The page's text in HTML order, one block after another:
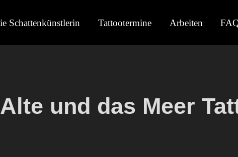
Schattenkünstlerin Tattootermine Arbeiten
und das Meer